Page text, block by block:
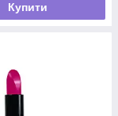
Купити